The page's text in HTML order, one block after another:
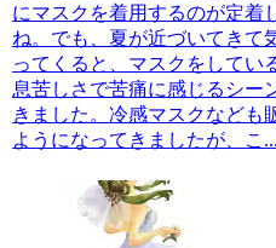
にマスクを着用するのが定着
ね。でも、夏が近づいてきて
ってくると、マスクをしてい
息苦しさで苦痛に感じるシー
きました。冷感マスクなども
ようになってきましたが、こ...